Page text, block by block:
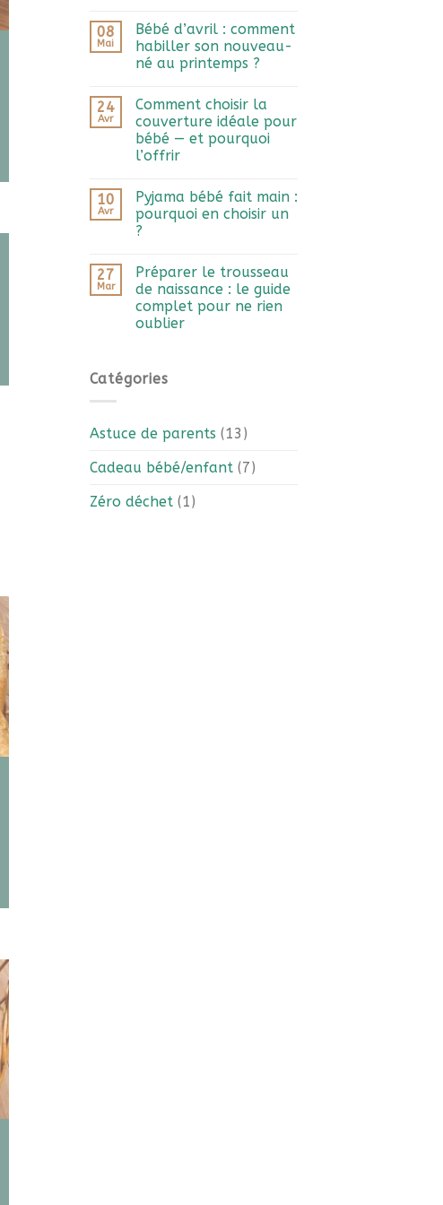
08
Mai
Bébé d’avril : comment
habiller son nouveau-
né au printemps ?
24
Avr
Comment choisir la
couverture idéale pour
bébé — et pourquoi
l’offrir
10
Avr
Pyjama bébé fait main :
pourquoi en choisir un
?
27
Mar
Préparer le trousseau
de naissance : le guide
complet pour ne rien
oublier
Catégories
Astuce de parents (13)
Cadeau bébé/enfant(7)
Zéro déchet(1)